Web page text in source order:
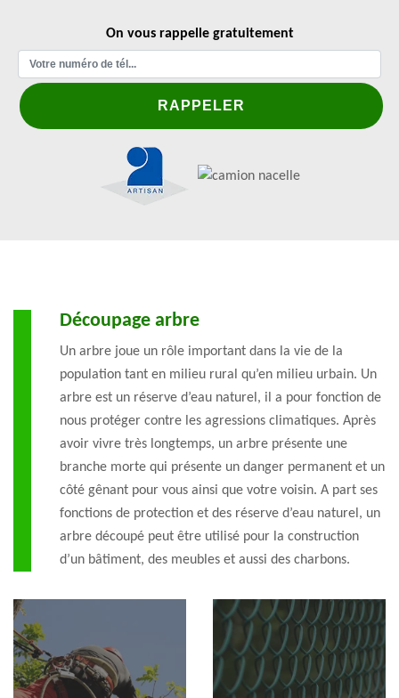
On vous rappelle gratuitement
Découpage arbre
Un arbre joue un rôle important dans la vie de la
population tant en milieu rural qu’en milieu urbain. Un
arbre est un réserve d’eau naturel, il a pour fonction de
nous protéger contre les agressions climatiques. Après
avoir vivre très longtemps, un arbre présente une
branche morte qui présente un danger permanent et un
côté gênant pour vous ainsi que votre voisin. A part ses
fonctions de protection et des réserve d’eau naturel, un
arbre découpé peut être utilisé pour la construction
d’un bâtiment, des meubles et aussi des charbons.